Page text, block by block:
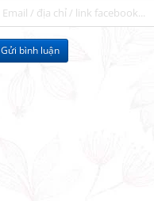
Gửi bình luận